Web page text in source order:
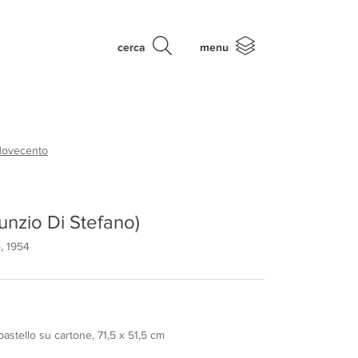
cerca menu
Di Stefano)
1954
su cartone, 71,5 x 51,5 cm